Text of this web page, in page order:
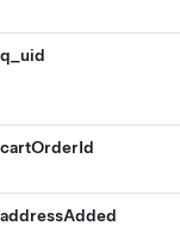
q_uid
cartOrderId
addressAdded